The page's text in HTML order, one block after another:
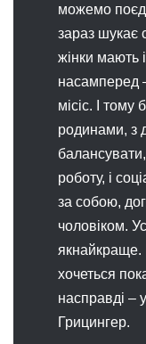
можемо
зараз шукає
жінки мають
насамперед
місіс. І тому
родинами, з
балансувати,
роботу, і
за собою,
чоловіком.
якнайкраще.
хочеться
насправді –
Грицингер.